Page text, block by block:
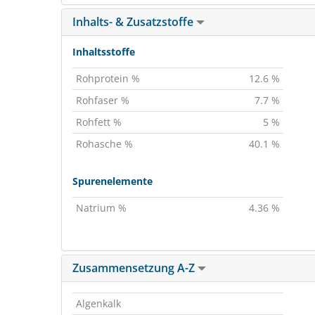
Inhalts- & Zusatzstoffe
Inhaltsstoffe
Rohprotein %
12.6 %
Rohfaser %
7.7 %
Rohfett %
5 %
Rohasche %
40.1 %
Spurenelemente
Natrium %
4.36 %
Zusammensetzung A-Z
Algenkalk